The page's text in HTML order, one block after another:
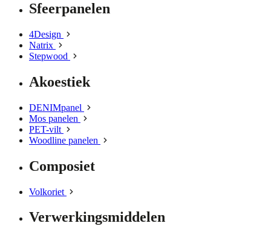
Sfeerpanelen
4Design
Natrix
Stepwood
Akoestiek
DENIMpanel
Mos panelen
PET-vilt
Woodline panelen
Composiet
Volkoriet
Verwerkingsmiddelen